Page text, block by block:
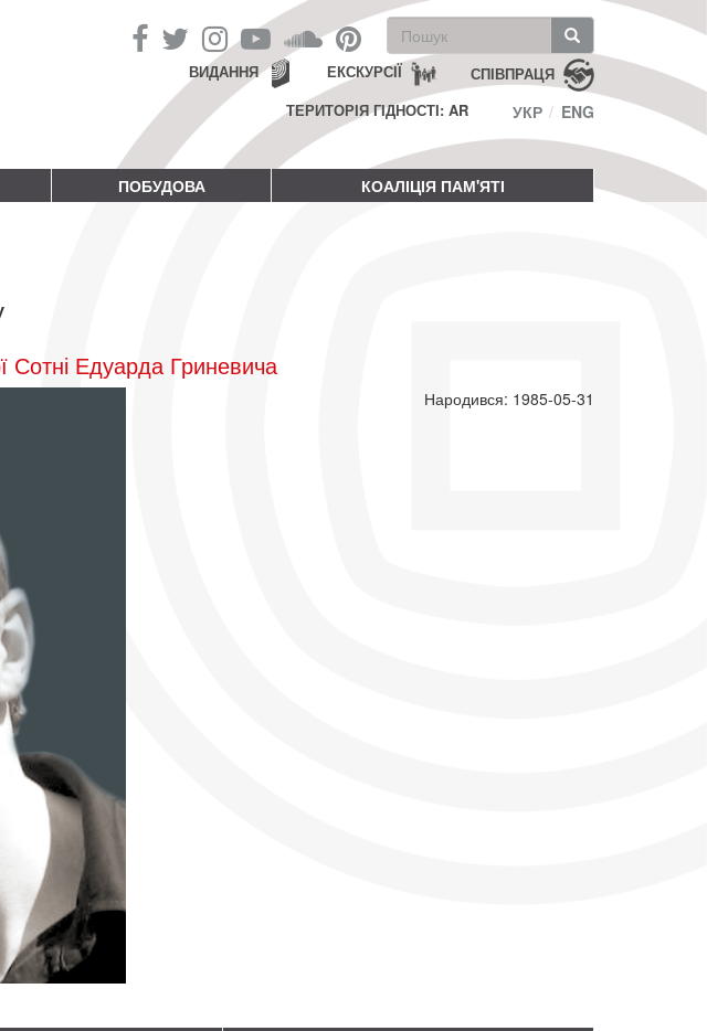
Пошукова
форма
Пошук СПІВПРАЦЯ
ЕКСКУРСІЇ
ВИДАННЯ
ТЕРИТОРІЯ ГІДНОСТІ: AR
УКР ENG
ПОБУДОВА КОАЛІЦІЯ ПАМ'ЯТІ
Едуарда Гриневича
Народився: 1985-05-31